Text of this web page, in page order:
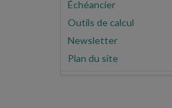
Échéancier
Outils de calcul
Newsletter
Plan du site